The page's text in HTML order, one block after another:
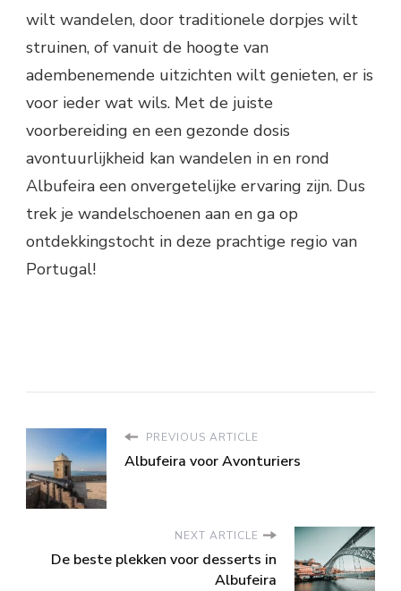
wilt wandelen, door traditionele dorpjes wilt
struinen, of vanuit de hoogte van
adembenemende uitzichten wilt genieten, er is
voor ieder wat wils. Met de juiste
voorbereiding en een gezonde dosis
avontuurlijkheid kan wandelen in en rond
Albufeira een onvergetelijke ervaring zijn. Dus
trek je wandelschoenen aan en ga op
ontdekkingstocht in deze prachtige regio van
Portugal!
PREVIOUS ARTICLE
Albufeira voor Avonturiers
NEXT ARTICLE
De beste plekken voor desserts in
Albufeira